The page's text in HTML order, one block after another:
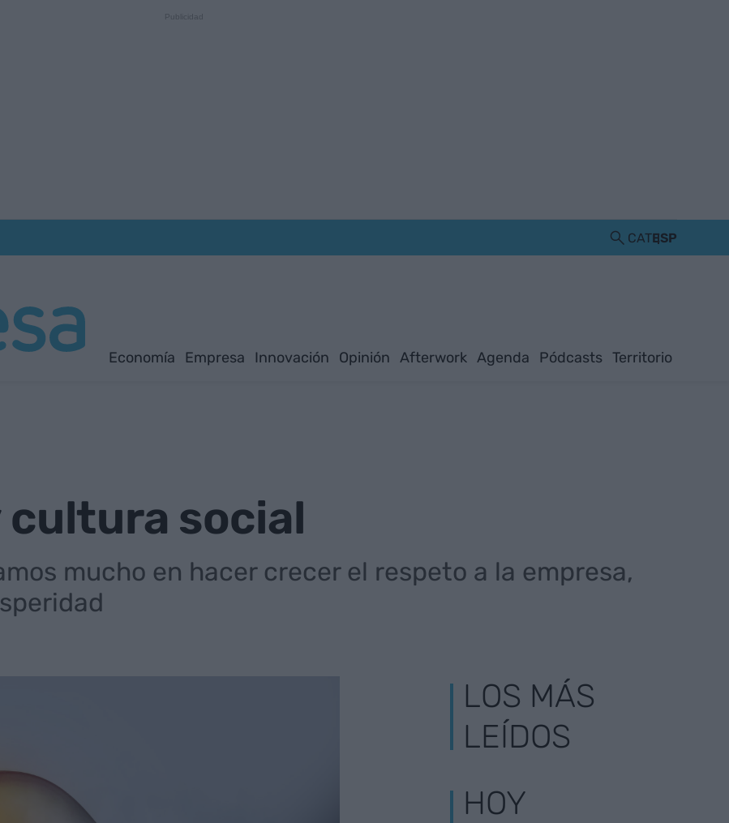
CATESP
Economía Empresa Innovación Opinión Afterwork Agenda Pódcasts Territorio
cultura social
mucho en hacer crecer el respeto a la empresa,
LOS MÁS
LEÍDOS
HOY